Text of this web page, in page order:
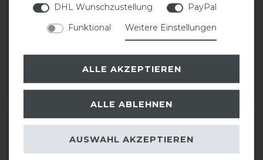
Dyon Kurzchaps Classic
ARTIKEL MERKEN
Dyon Kurzchaps Classic
1 Paar
ARTIKEL MERKEN
DHL Wunschzustellung
PayPal
Funktional
Weitere Einstellungen
ALLE AKZEPTIEREN
ALLE ABLEHNEN
AUSWAHL AKZEPTIEREN